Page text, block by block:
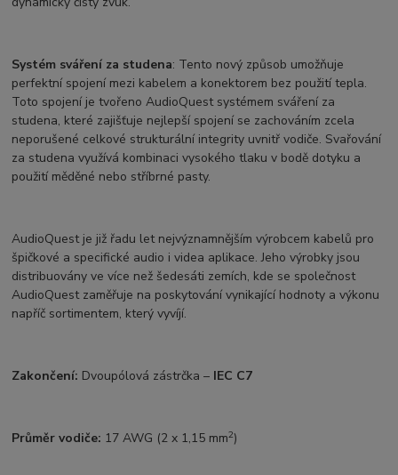
Systém sváření za studena: Tento nový způsob umožňuje
perfektní spojení mezi kabelem a konektorem bez použití tepla.
Toto spojení je tvořeno AudioQuest systémem sváření za
studena, které zajišťuje nejlepší spojení se zachováním zcela
neporušené celkové strukturální integrity uvnitř vodiče. Svařování
za studena využívá kombinaci vysokého tlaku v bodě dotyku a
použití měděné nebo stříbrné pasty.
AudioQuest je již řadu let nejvýznamnějším výrobcem kabelů pro
špičkové a specifické audio i videa aplikace. Jeho výrobky jsou
distribuovány ve více než šedesáti zemích, kde se společnost
AudioQuest zaměřuje na poskytování vynikající hodnoty a výkonu
napříč sortimentem, který vyvíjí.
Zakončení: Dvoupólová zástrčka – IEC C7
Průměr vodiče: 17 AWG (2 x 1,15 mm2)